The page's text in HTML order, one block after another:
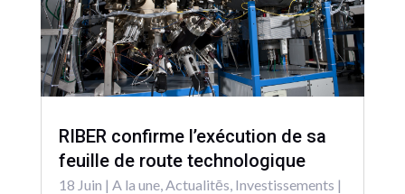
RIBER confirme l’exécution de sa
feuille de route technologique
18 Juin | A la une, Actualitēs Investissements |